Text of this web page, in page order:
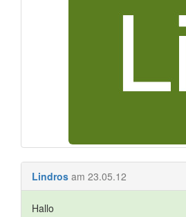
Lindros am 23.05.12
Hallo